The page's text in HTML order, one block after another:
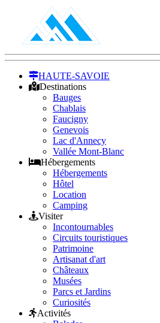
HAUTE-SAVOIE
Destinations
Bauges
Chablais
Faucigny
Genevois
Lac d'Annecy
Vallée Mont-Blanc
Hébergements
Hébergements
Hôtel
Location
Camping
Visiter
Incontournables
Circuits touristiques
Patrimoine
Artisanat d'art
Châteaux
Musées
Parcs et Jardins
Curiosités
Activités